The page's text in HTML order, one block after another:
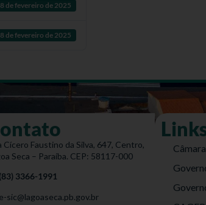
de fevereiro de 2025
de fevereiro de 2025
Cícero Faustino da Silva, 647, Centro,
Seca – Paraíba. CEP: 58117-000
(83) 3366-1991
e-sic@lagoaseca.pb.gov.br